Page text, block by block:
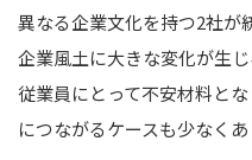
異なる企業文化を持つ2社が
企業風土に大きな変化が生
従業員にとって不安材料と
につながるケースも少なくあ